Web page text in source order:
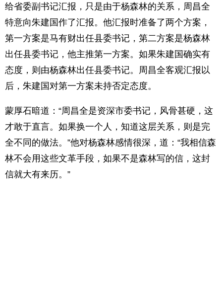
给省委副书记汇报，只是由于杨森林的关系，周昌全
特意向朱建国作了汇报。他汇报时准备了两个方案，
第一方案是马有财出任县委书记，第二方案是杨森林
出任县委书记，他主推第一方案。如果朱建国确实有
态度，则由杨森林出任县委书记。周昌全客观汇报以
后，朱建国对第一方案未持否定态度。
蒙厚石暗道：“周昌全是资深市委书记，风骨甚硬，这
才敢于直言。如果换一个人，知道这层关系，则是完
全不同的做法。”他对杨森林感情很深，道：“我相信森
林不会用这些文革手段，如果不是森林写的信，这封
信就大有来历。”